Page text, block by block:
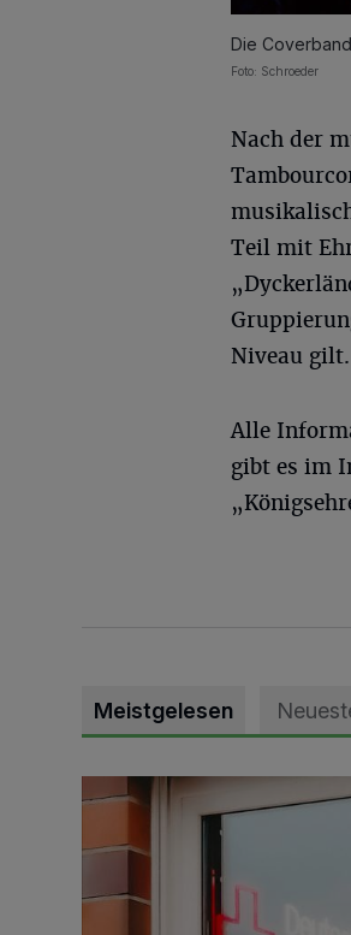
Die
Foto: Schroeder
Nach der
Teil mit
Niveau gilt.
Alle
gibt es im
Meistgelesen
DRK Grevenbroich feiert